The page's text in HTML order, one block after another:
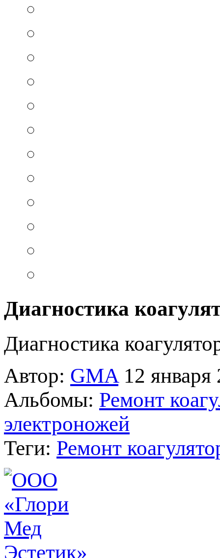
Диагностика
Диагностика
Автор: GMA12 января
Альбомы: Ремонт
электроножей
Теги: Ремонт